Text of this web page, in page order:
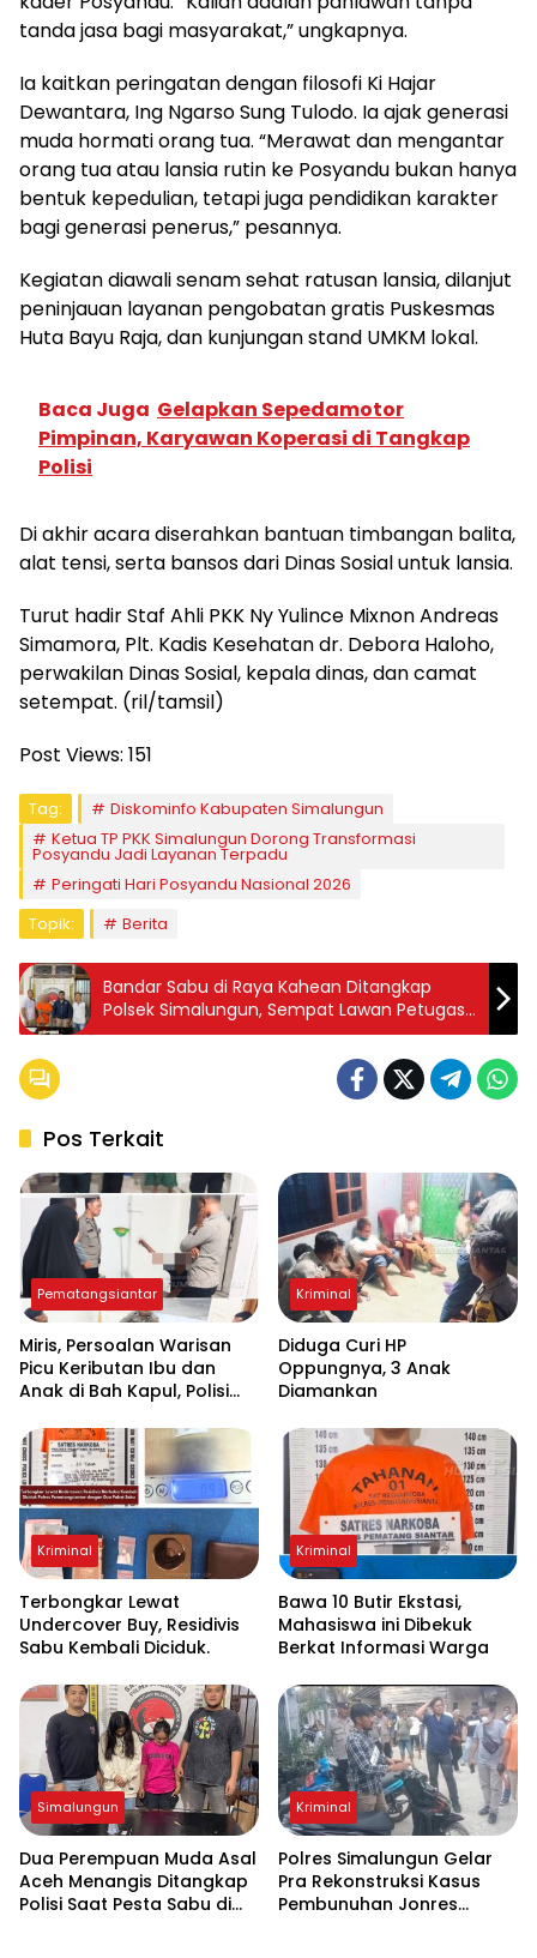
tanda jasa bagi masyarakat,” ungkapnya.
Ia kaitkan peringatan dengan filosofi Ki Hajar
Dewantara, Ing Ngarso Sung Tulodo. Ia ajak generasi
muda hormati orang tua. “Merawat dan mengantar
orang tua atau lansia rutin ke Posyandu bukan hanya
bentuk kepedulian, tetapi juga pendidikan karakter
bagi generasi penerus,” pesannya.
Kegiatan diawali senam sehat ratusan lansia, dilanjut
peninjauan layanan pengobatan gratis Puskesmas
Huta Bayu Raja, dan kunjungan stand UMKM lokal.
Baca Juga Gelapkan Sepedamotor
Pimpinan, Karyawan Koperasi di Tangkap
Polisi
Di akhir acara diserahkan bantuan timbangan balita,
alat tensi, serta bansos dari Dinas Sosial untuk lansia.
Turut hadir Staf Ahli PKK Ny Yulince Mixnon Andreas
Simamora, Plt. Kadis Kesehatan dr. Debora Haloho,
perwakilan Dinas Sosial, kepala dinas, dan camat
setempat. (ril/tamsil)
Post Views: 151
Tag:
Diskominfo Kabupaten Simalungun
Ketua TP PKK Simalungun Dorong Transformasi
Posyandu Jadi Layanan Terpadu
Peringati Hari Posyandu Nasional 2026
Topik:
Berita
Bandar Sabu di Raya Kahean Ditangkap
Polsek Simalungun, Sempat Lawan Petugas
Pakai Gunting
Pos Terkait
Pematangsiantar
Miris, Persoalan Warisan
Picu Keributan Ibu dan
Anak di Bah Kapul, Polisi
Kriminal
Diduga Curi HP
Oppungnya, 3 Anak
Diamankan
Kriminal
Terbongkar Lewat
Undercover Buy, Residivis
Sabu Kembali Diciduk.
Kriminal
Bawa 10 Butir Ekstasi,
Mahasiswa ini Dibekuk
Berkat Informasi Warga
Simalungun
Dua Perempuan Muda Asal
Aceh Menangis Ditangkap
Polisi Saat Pesta Sabu di
Kriminal
Polres Simalungun Gelar
Pra Rekonstruksi Kasus
Pembunuhan Jonres